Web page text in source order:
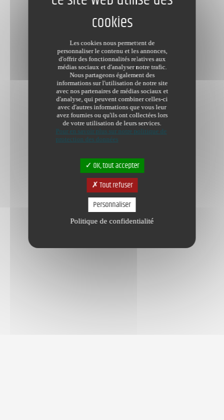
Les cookies nous permettent de
personnaliser le contenu et les annonces,
d'offrir des fonctionnalités relatives aux
médias sociaux et d'analyser notre trafic.
Nous partageons également des
informations sur l'utilisation de notre site
avec nos partenaires de médias sociaux et
d'analyse, qui peuvent combiner celles-ci
avec d'autres informations que vous leur
avez fournies ou qu'ils ont collectées lors
de votre utilisation de leurs services.
Pour en savoir plus sur notre politique de
protection des données
OK, tout accepter
Tout refuser
Personnaliser
Politique de confidentialité